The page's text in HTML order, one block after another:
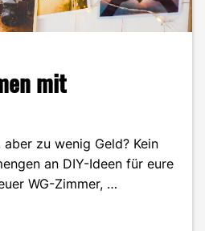
mit
aber zu wenig Geld? Kein
an DIY-Ideen für eure
WG-Zimmer, …